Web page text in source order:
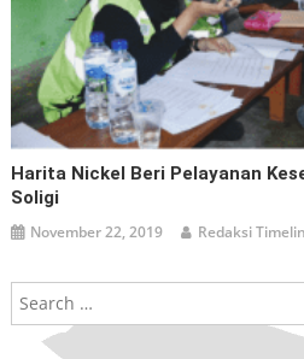
Harita Nickel Beri Pelayanan
Soligi
November 22, 2019 Redaksi